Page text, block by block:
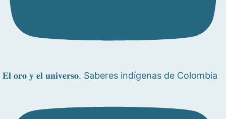
𝐄𝐥 𝐨𝐫𝐨 𝐲 𝐞𝐥 𝐮𝐧𝐢𝐯𝐞𝐫𝐬𝐨. Saberes indígenas de Colombia